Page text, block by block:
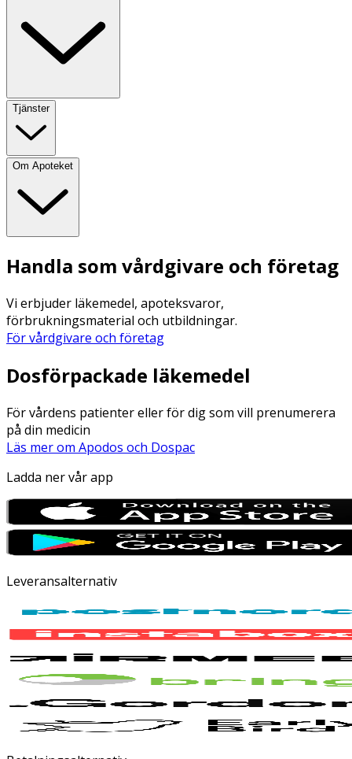
Tjänster
Om Apoteket
Handla som vårdgivare och företag
Vi erbjuder läkemedel, apoteksvaror,
förbrukningsmaterial och utbildningar.
För vårdgivare och företag
Dosförpackade läkemedel
För vårdens patienter eller för dig som vill prenumerera
på din medicin
Läs mer om Apodos och Dospac
Ladda ner vår app
Leveransalternativ